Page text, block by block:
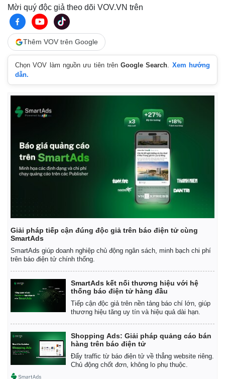
Kinh tế
Khởi nghiệp
Thị trường
Giá vàng
Tiêu dùng
Tỷ giá
Chứng khoán
Giá cà phê
Mời quý độc giả theo dõi VOV.VN trên
Thêm VOV trên Google
Chọn VOV làm nguồn ưu tiên trênGoogle Search. Xem hướng
dẫn.
Giải pháp tiếp cận đúng độc giả trên báo điện tử cùng
SmartAds
SmartAds giúp doanh nghiệp chủ động ngân sách, minh bạch chi phí
trên báo điện tử chính thống.
SmartAds kết nối thương hiệu với hệ
thống báo điện tử hàng đầu
Tiếp cận độc giả trên nền tảng báo chí lớn, giúp
thương hiệu tăng uy tín và hiệu quả dài hạn.
Shopping Ads: Giải pháp quảng cáo bán
hàng trên báo điện tử
Đẩy traffic từ báo điện tử về thẳng website riêng.
Chủ động chốt đơn, không lo phụ thuộc.